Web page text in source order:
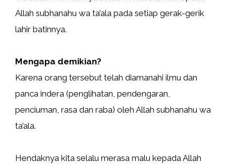
Allah subhanahu wa ta’ala pada setiap gerak-gerik
lahir batinnya.
Mengapa demikian?
Karena orang tersebut telah diamanahi ilmu dan
panca indera (penglihatan, pendengaran,
penciuman, rasa dan raba) oleh Allah subhanahu wa
ta’ala.
Hendaknya kita selalu merasa malu kepada Allah